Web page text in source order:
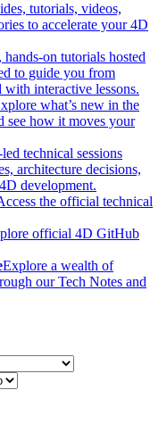
tutorials, videos,
to accelerate your 4D
hands-on tutorials hosted
to guide you from
with interactive lessons.
what’s new in the
see how it moves your
technical sessions
architecture decisions,
development.
the official technical
official 4D GitHub
Explore a wealth of
our Tech Notes and